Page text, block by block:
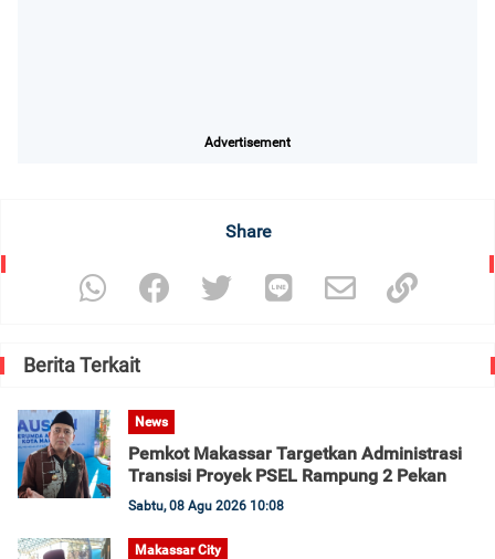
Advertisement
Share
Berita Terkait
News
Pemkot Makassar Targetkan Administrasi
Transisi Proyek PSEL Rampung 2 Pekan
Sabtu, 08 Agu 2026 10:08
Makassar City